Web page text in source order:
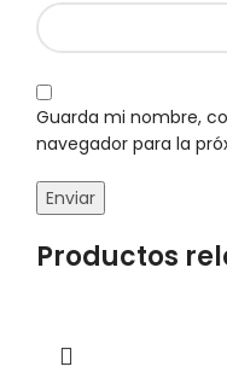
Guarda mi nombre,
navegador para la
Productos